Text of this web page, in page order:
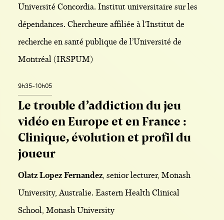
Université Concordia. Institut universitaire sur les
dépendances. Chercheure affiliée à l’Institut de
recherche en santé publique de l’Université de
Montréal (IRSPUM)
9h35-10h05
Le trouble d’addiction du jeu
vidéo en Europe et en France :
Clinique, évolution et profil du
joueur
Olatz Lopez Fernandez, senior lecturer, Monash
University, Australie. Eastern Health Clinical
School, Monash University